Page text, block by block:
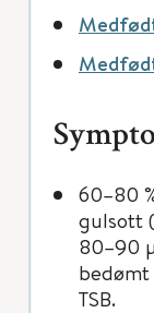
60–80
gulsott
80–90
TSB.